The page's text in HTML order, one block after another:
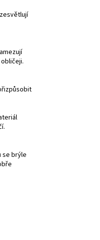
se brýle